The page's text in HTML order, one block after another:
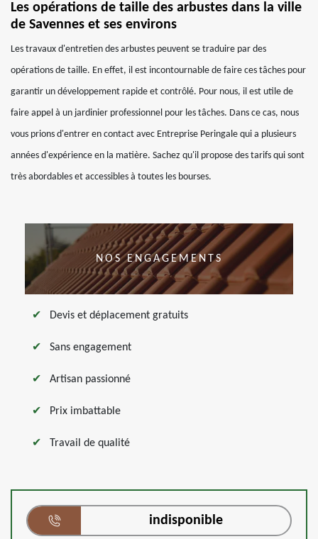
Les opérations de taille des arbustes dans la ville
de Savennes et ses environs
Les travaux d'entretien des arbustes peuvent se traduire par des
opérations de taille. En effet, il est incontournable de faire ces tâches pour
garantir un développement rapide et contrôlé. Pour nous, il est utile de
faire appel à un jardinier professionnel pour les tâches. Dans ce cas, nous
vous prions d'entrer en contact avec Entreprise Peringale qui a plusieurs
années d'expérience en la matière. Sachez qu'il propose des tarifs qui sont
très abordables et accessibles à toutes les bourses.
NOS ENGAGEMENTS
Devis et déplacement gratuits
Sans engagement
Artisan passionné
Prix imbattable
Travail de qualité
indisponible